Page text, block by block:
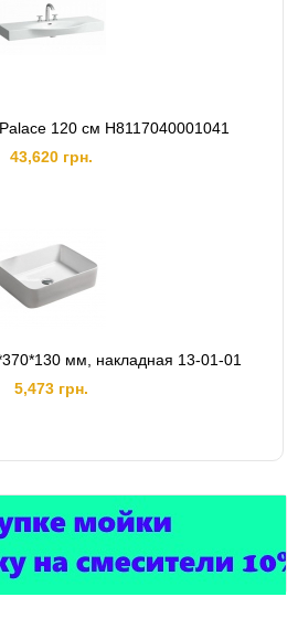
120 см H8117040001041
43,620 грн.
мм, накладная 13-01-01
5,473 грн.